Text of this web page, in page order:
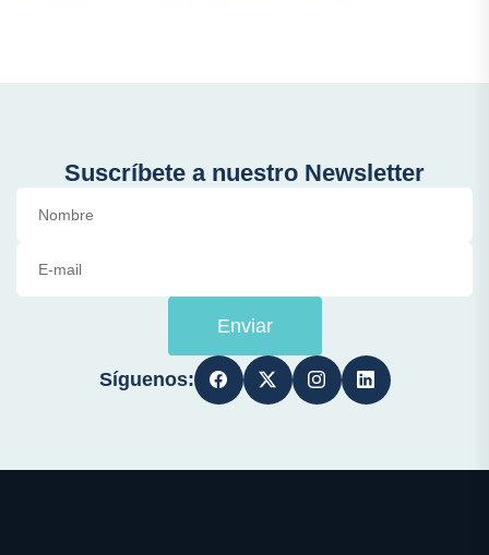
Suscríbete a nuestro Newsletter
Enviar
Síguenos: